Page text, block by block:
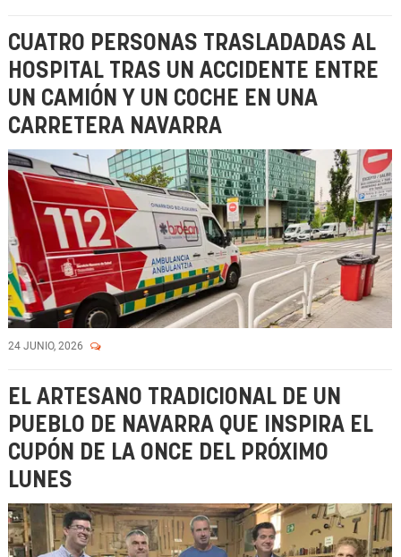
CUATRO PERSONAS TRASLADADAS AL
HOSPITAL TRAS UN ACCIDENTE ENTRE
UN CAMIÓN Y UN COCHE EN UNA
CARRETERA NAVARRA
24 JUNIO, 2026
EL ARTESANO TRADICIONAL DE UN
PUEBLO DE NAVARRA QUE INSPIRA EL
CUPÓN DE LA ONCE DEL PRÓXIMO
LUNES